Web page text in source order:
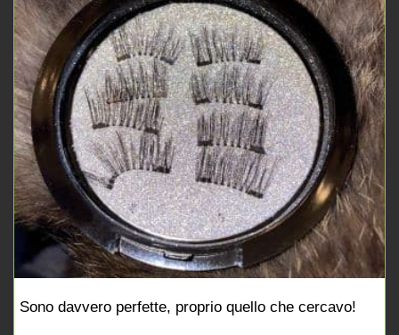
Sono davvero perfette, proprio quello che cercavo!